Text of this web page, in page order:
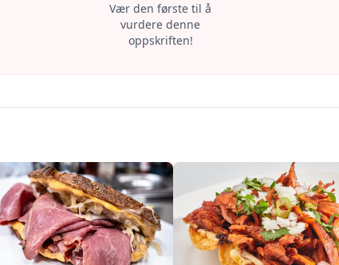
Vær den første til å
vurdere denne
oppskriften!